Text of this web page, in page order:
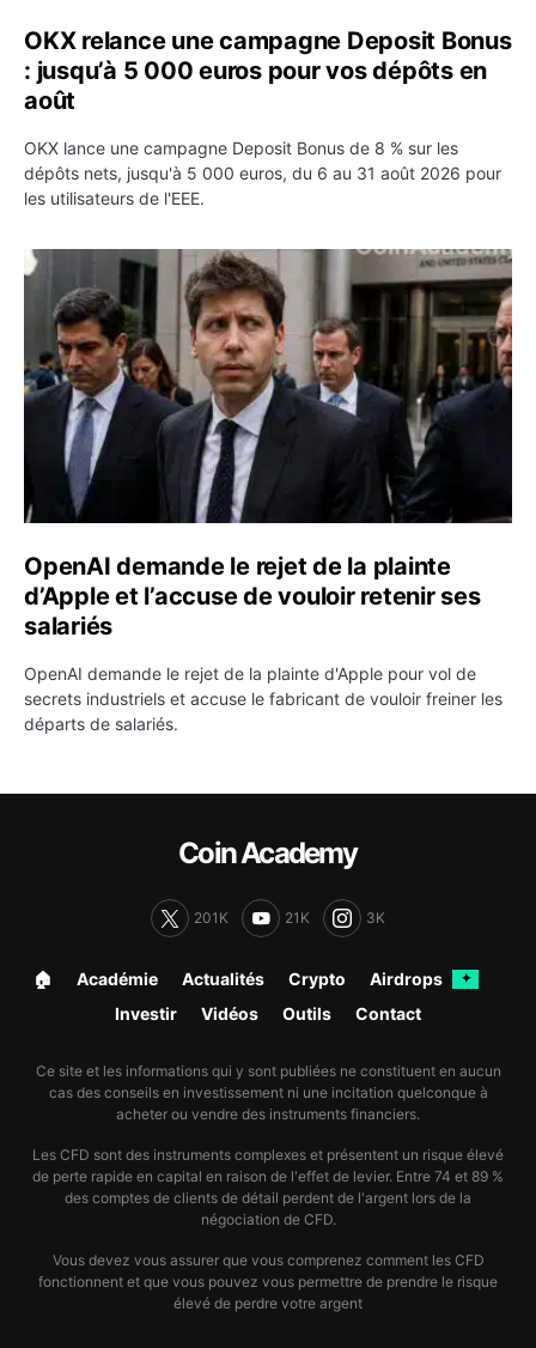
OKX relance une campagne Deposit Bonus
: jusqu’à 5 000 euros pour vos dépôts en
août
OKX lance une campagne Deposit Bonus de 8 % sur les
dépôts nets, jusqu'à 5 000 euros, du 6 au 31 août 2026 pour
les utilisateurs de l'EEE.
OpenAI demande le rejet de la plainte d’Apple et
OpenAI demande le rejet de la plainte
d’Apple et l’accuse de vouloir retenir ses
salariés
OpenAI demande le rejet de la plainte d'Apple pour vol de
secrets industriels et accuse le fabricant de vouloir freiner les
départs de salariés.
Coin Academy
201K 21K 3K
🏠︎ Académie Actualités Crypto Airdrops ✦
Investir Vidéos Outils Contact
Ce site et les informations qui y sont publiées ne constituent en aucun
cas des conseils en investissement ni une incitation quelconque à
acheter ou vendre des instruments financiers.
Les CFD sont des instruments complexes et présentent un risque élevé
de perte rapide en capital en raison de l'effet de levier. Entre 74 et 89 %
des comptes de clients de détail perdent de l'argent lors de la
négociation de CFD.
Vous devez vous assurer que vous comprenez comment les CFD
fonctionnent et que vous pouvez vous permettre de prendre le risque
élevé de perdre votre argent